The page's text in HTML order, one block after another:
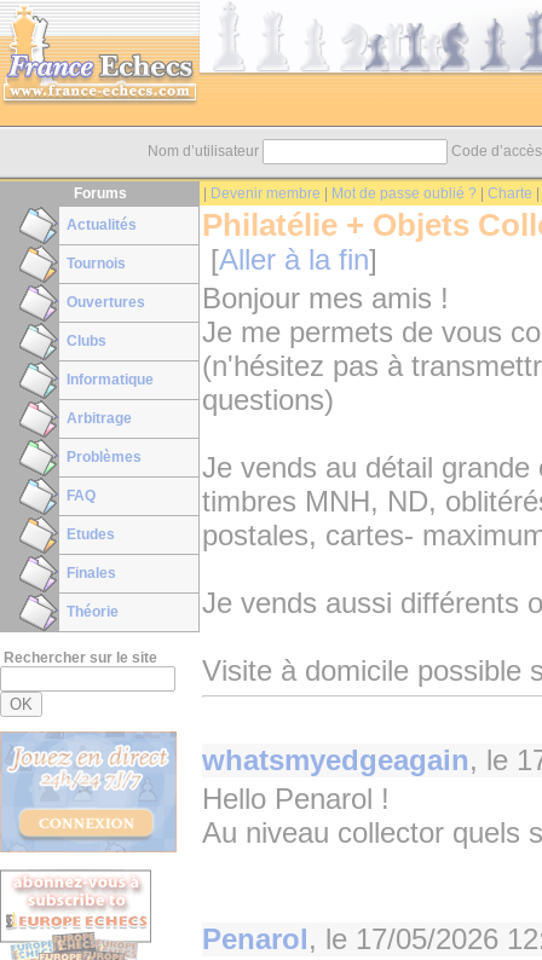
Nom d’utilisateur Code
Forums Devenir membre Mot de passe oublié ? Charte
Actualités
Tournois
Ouvertures
Clubs
Informatique
Arbitrage
Problèmes
FAQ
Etudes
Finales
Théorie
Rechercher sur le site
Philatélie + Objets
[Aller à la fin]
Bonjour mes amis !
Je me permets de vous
(n'hésitez pas à
questions)
Je vends au détail
timbres MNH, ND,
postales, cartes-
Je vends aussi différents
Visite à domicile possible
whatsmyedgeagain, le
Hello Penarol !
Au niveau collector quels
Penarol, le 17/05/2026